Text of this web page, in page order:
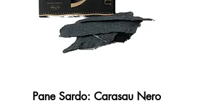
Pane Sardo: Carasau Nero